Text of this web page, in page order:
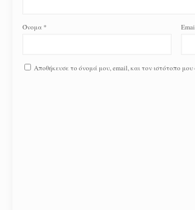
Όνομα *
Αποθήκευσε το όνομά μου, email, και τον ιστότοπο